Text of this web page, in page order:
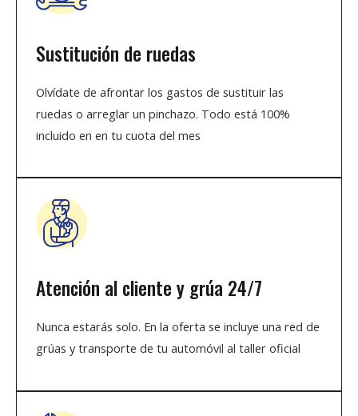
Sustitución de ruedas
Olvídate de afrontar los gastos de sustituir las
ruedas o arreglar un pinchazo. Todo está 100%
incluido en en tu cuota del mes
Atención al cliente y grúa 24/7
Nunca estarás solo. En la oferta se incluye una red de
grúas y transporte de tu automóvil al taller oficial